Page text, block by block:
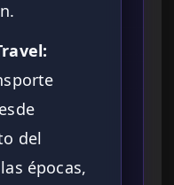
del
épocas,